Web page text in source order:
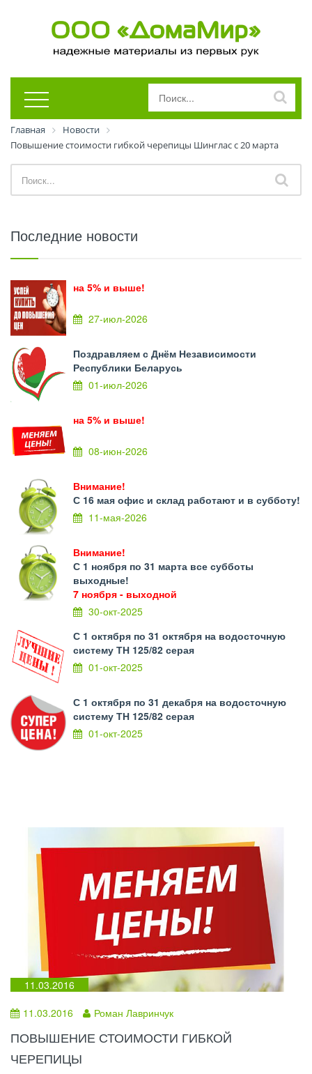
Главная
Новости
Повышение стоимости гибкой черепицы Шинглас с 20 марта
Последние новости
на 5% и выше!
27-июл-2026
Поздравляем с Днём Независимости
Республики Беларусь
01-июл-2026
на 5% и выше!
08-июн-2026
Внимание!
С 16 мая офис и склад работают и в субботу!
11-мая-2026
Внимание!
С 1 ноября по 31 марта все субботы
выходные!
7 ноября - выходной
30-окт-2025
С 1 октября по 31 октября на водосточную
систему ТН 125/82 серая
01-окт-2025
С 1 октября по 31 декабря на водосточную
систему ТН 125/82 серая
01-окт-2025
11.03.2016
11.03.2016
Роман Лавринчук
ПОВЫШЕНИЕ СТОИМОСТИ ГИБКОЙ
ЧЕРЕПИЦЫ